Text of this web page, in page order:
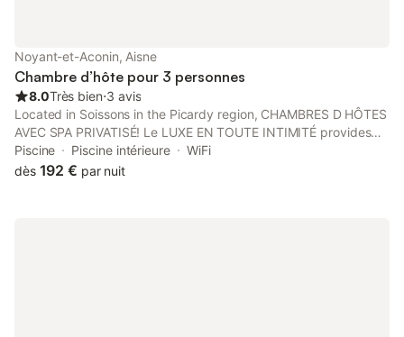
Noyant-et-Aconin, Aisne
Chambre d’hôte pour 3 personnes
8.0Très bien⋅3 avis
Located in Soissons in the Picardy region, CHAMBRES D HÔTES
AVEC SPA PRIVATISÉ! Le LUXE EN TOUTE INTIMITÉ provides
accommodation with free WiFi and free private parking, as well
as access to a hammam.
Piscine Piscine intérieure
WiFi
dès 192 € par nuit